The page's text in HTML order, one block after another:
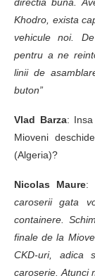
Khodro, exista
vehicule noi.
pentru a ne
linii de
buton”
Vlad Barza:
Mioveni
(Algeria)?
Nicolas Maure:
caroserii gata
containere.
finale de la
CKD-uri, adica
caroserie. Atunci